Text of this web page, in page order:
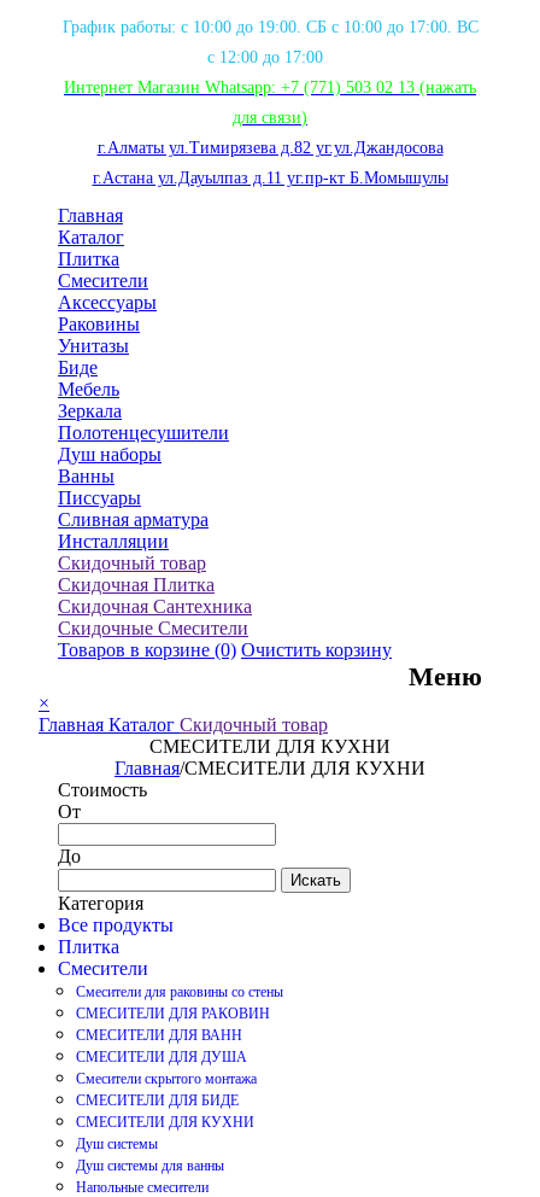
График работы: с 10:00 до 19:00. СБ с 10:00 до 17:00. ВС
с 12:00 до 17:00
Интернет Магазин Whatsapp: +7 (771) 503 02 13 (нажать
для связи)
г.Алматы ул.Тимирязева д.82 уг.ул.Джандосова
г.Астана ул.Дауылпаз д.11 уг.пр-кт Б.Момышулы
Главная
Каталог
Плитка
Смесители
Аксессуары
Раковины
Унитазы
Биде
Мебель
Зеркала
Полотенцесушители
Душ наборы
Ванны
Писсуары
Сливная арматура
Инсталляции
Скидочный товар
Скидочная Плитка
Скидочная Сантехника
Скидочные Смесители
Товаров в корзине (0) Очистить корзину
Меню
×
Главная Каталог Скидочный товар
СМЕСИТЕЛИ ДЛЯ КУХНИ
Главная/СМЕСИТЕЛИ ДЛЯ КУХНИ
Стоимость
От
До
Искать
Категория
Все продукты
Плитка
Смесители
Смесители для раковины со стены
СМЕСИТЕЛИ ДЛЯ РАКОВИН
СМЕСИТЕЛИ ДЛЯ ВАНН
СМЕСИТЕЛИ ДЛЯ ДУША
Смесители скрытого монтажа
СМЕСИТЕЛИ ДЛЯ БИДЕ
СМЕСИТЕЛИ ДЛЯ КУХНИ
Душ системы
Душ системы для ванны
Напольные смесители